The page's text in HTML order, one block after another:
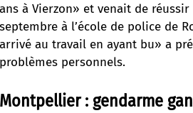
ans à Vierzon» et venait de
septembre à l’école de police de
arrivé au travail en ayant bu» a
problèmes personnels.
Montpellier : gendarme